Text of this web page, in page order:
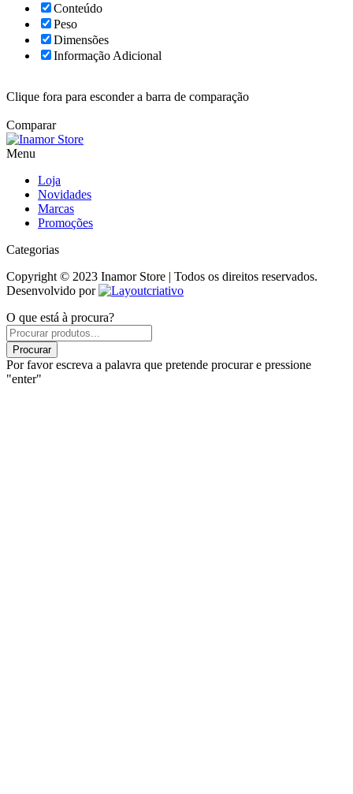
Conteúdo
Peso
Dimensões
Informação Adicional
Clique fora para esconder a barra de comparação
Comparar
Menu
Loja
Novidades
Marcas
Promoções
Categorias
Copyright © 2023 Inamor Store | Todos os direitos reservados.
Desenvolvido por
O que está à procura?
Products
search
Procurar
Por favor escreva a palavra que pretende procurar e pressione
"enter"